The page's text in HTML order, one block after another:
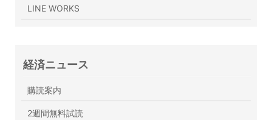
LINE WORKS
経済ニュース
購読案内
2週間無料試読